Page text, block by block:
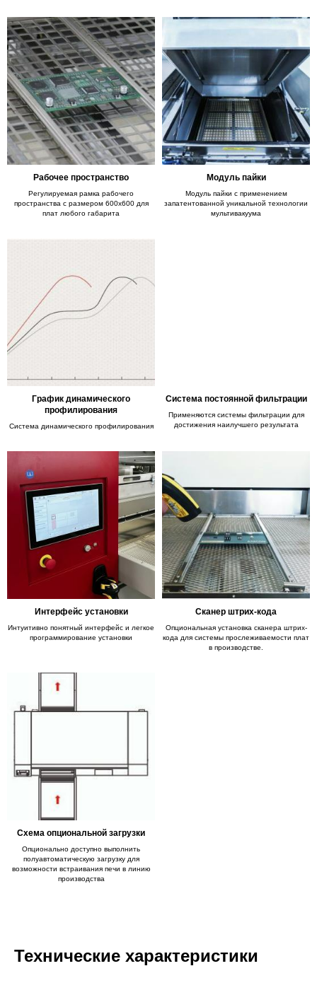
Рабочее пространство
Регулируемая рамка рабочего
пространства с размером 600х600 для
плат любого габарита
Модуль пайки
Модуль пайки с применением
запатентованной уникальной технологии
мультивакуума
График динамического
профилирования
Система динамического профилирования
Система постоянной фильтрации
Применяются системы фильтрации для
достижения наилучшего результата
Интерфейс установки
Интуитивно понятный интерфейс и легкое
программирование установки
Сканер штрих-кода
Опциональная установка сканера штрих-
кода для системы прослеживаемости плат
в производстве.
Схема опциональной загрузки
Опционально доступно выполнить
полуавтоматическую загрузку для
возможности встраивания печи в линию
производства
Технические характеристики